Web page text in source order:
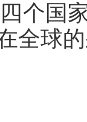
个国
全球